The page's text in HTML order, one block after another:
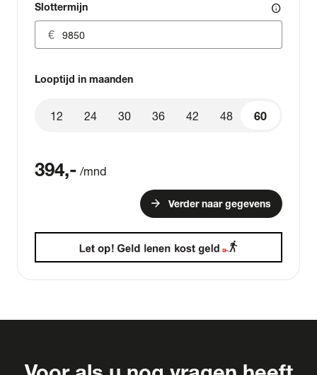
Slottermijn info
Looptijd in maanden
60
12 24 30 36 42 48 60
394,- /mnd
arrow_forward Verder naar gegevens